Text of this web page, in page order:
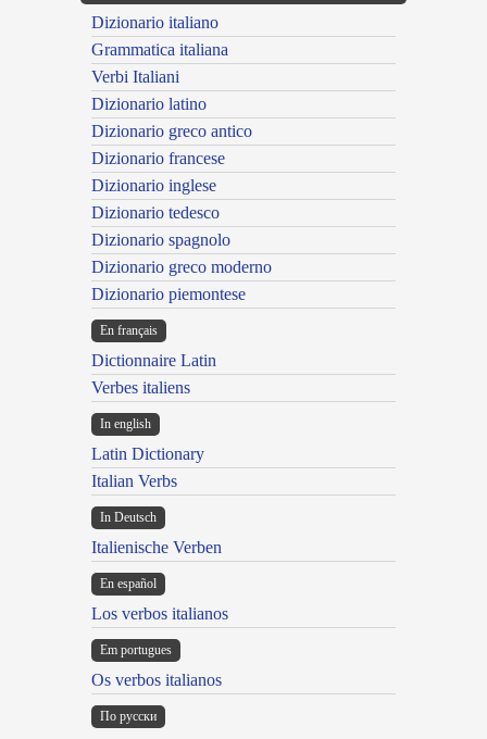
Dizionario italiano
Grammatica italiana
Verbi Italiani
Dizionario latino
Dizionario greco antico
Dizionario francese
Dizionario inglese
Dizionario tedesco
Dizionario spagnolo
Dizionario greco moderno
Dizionario piemontese
En français
Dictionnaire Latin
Verbes italiens
In english
Latin Dictionary
Italian Verbs
In Deutsch
Italienische Verben
En español
Los verbos italianos
Em portugues
Os verbos italianos
По русски